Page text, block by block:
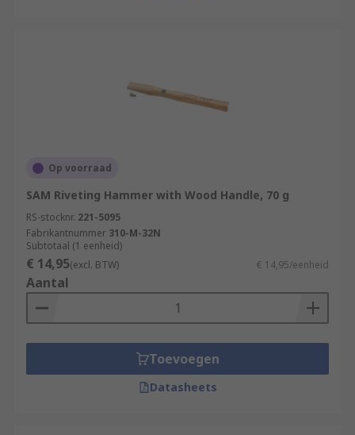
Op voorraad
SAM Riveting Hammer with Wood Handle, 70 g
RS-stocknr. 221-5095
Fabrikantnummer 310-M-32N
Subtotaal (1 eenheid)
€ 14,95(excl. BTW) € 14,95/eenheid
Aantal
Toevoegen
Datasheets